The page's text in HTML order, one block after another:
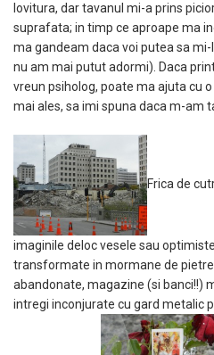
lovitura, dar tavanul mi-a prins
suprafata; in timp ce aproape ma
ma gandeam daca voi putea sa
nu am mai putut adormi). Daca
vreun psiholog, poate ma ajuta cu
mai ales, sa imi spuna daca m-am
Frica de
imaginile deloc vesele sau
transformate in mormane de
abandonate, magazine (si banci!!)
intregi inconjurate cu gard metalic